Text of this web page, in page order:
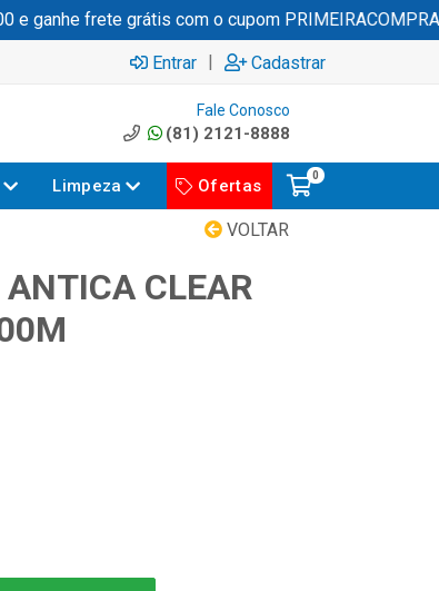
ganhe frete grátis com o cupom PRIMEIRACOMPRA
Entrar | Cadastrar
Fale Conosco
(81) 2121-8888
Limpeza Ofertas
0
VOLTAR
CLEAR